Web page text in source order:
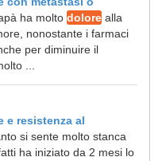
ha molto dolore alla
nonostante i farmaci
per diminuire il
...
e resistenza al
si sente molto stanca
ha iniziato da 2 mesi lo